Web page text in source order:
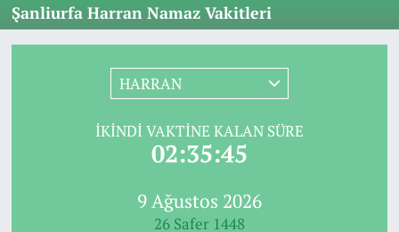
Şanliurfa Harran Namaz Vakitleri
HARRAN
İKINDI VAKTINE KALAN SÜRE
02:35:45
9 Ağustos 2026
26 Safer 1448